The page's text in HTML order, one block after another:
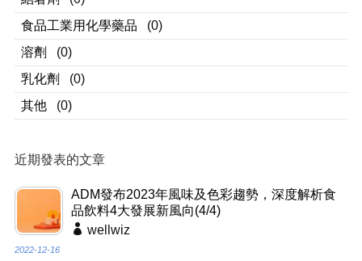
食品工業用化學藥品
(0)
溶劑
(0)
乳化劑
(0)
其他
(0)
近期發表的文章
ADM發布2023年風味及色彩趨勢，深度解析食
品飲料4大發展新風向(4/4)
wellwiz
2022-12-16